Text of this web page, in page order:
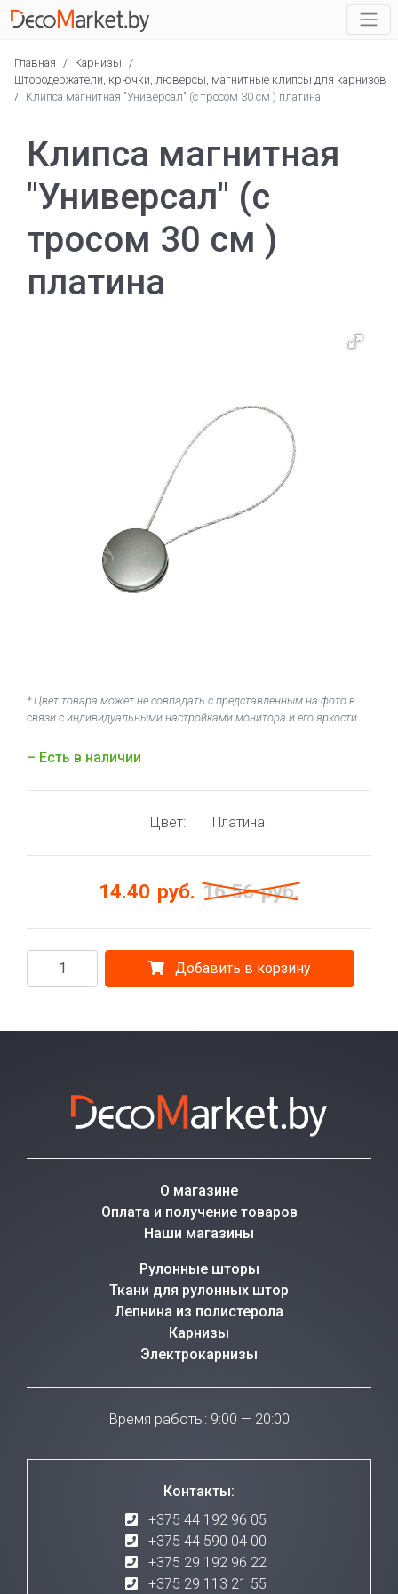
Главная / Карнизы /
Штородержатели, крючки, люверсы, магнитные клипсы для карнизов
/ Клипса магнитная "Универсал" (с тросом 30 см ) платина
Клипса магнитная
"Универсал" (с
тросом 30 см )
платина
* Цвет товара может не совпадать с представленным на фото в
связи с индивидуальными настройками монитора и его яркости.
– Есть в наличии
Цвет: Платина
14.40 руб. 16.56 руб.
Добавить в корзину
О магазине
Оплата и получение товаров
Наши магазины
Рулонные шторы
Ткани для рулонных штор
Лепнина из полистерола
Карнизы
Электрокарнизы
Время работы: 9:00 — 20:00
Контакты:
+375 44 192 96 05
+375 44 590 04 00
+375 29 192 96 22
+375 29 113 21 55